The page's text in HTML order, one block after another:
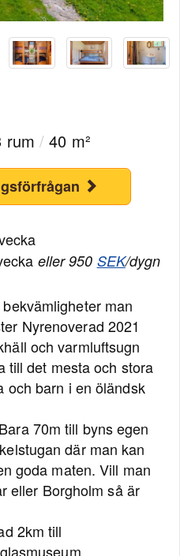
rum / 40 m²
eller 950 SEK/dygn
man
Nyrenoverad 2021
och varmluftsugn
till det mesta och stora
och barn i en öländsk
70m till byns egen
där man kan
goda maten. Vill man
eller Borgholm så är
2km till